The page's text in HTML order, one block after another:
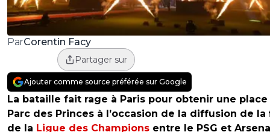
ParCorentin Facy
Partager sur
Ajouter comme source préférée sur Google
La bataille fait rage à Paris pour obtenir une place
Parc des Princes à l’occasion de la diffusion de la
de la Ligue des Champions entre le PSG et